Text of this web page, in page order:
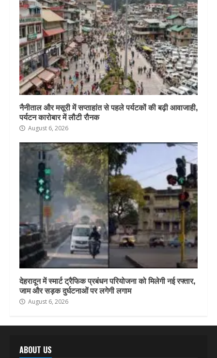
नैनीताल और मसूरी में सप्ताहांत से पहले पर्यटकों की बढ़ी आवाजाही,
पर्यटन कारोबार में लौटी रौनक
August 6, 2026
देहरादून में स्मार्ट ट्रैफिक प्रबंधन परियोजना को मिलेगी नई रफ्तार,
जाम और सड़क दुर्घटनाओं पर लगेगी लगाम
August 6, 2026
ABOUT US